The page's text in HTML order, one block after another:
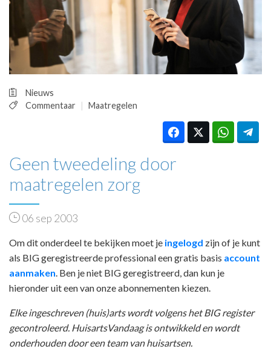
PRAKTIJKZAKEN
TARIEVEN
VPHUISARTSEN
MEDISCHE VAKHANDEL
REGISTRATIE
Nieuws
Commentaar
Maatregelen
Geen tweedeling door
maatregelen zorg
06 sep 2003
Om dit onderdeel te bekijken moet je ingelogd zijn of je kunt
als BIG geregistreerde professional een gratis basis account
aanmaken . Ben je niet BIG geregistreerd, dan kun je
hieronder uit een van onze abonnementen kiezen.
Elke ingeschreven (huis)arts wordt volgens het BIG register
gecontroleerd. HuisartsVandaag is ontwikkeld en wordt
onderhouden door een team van huisartsen.